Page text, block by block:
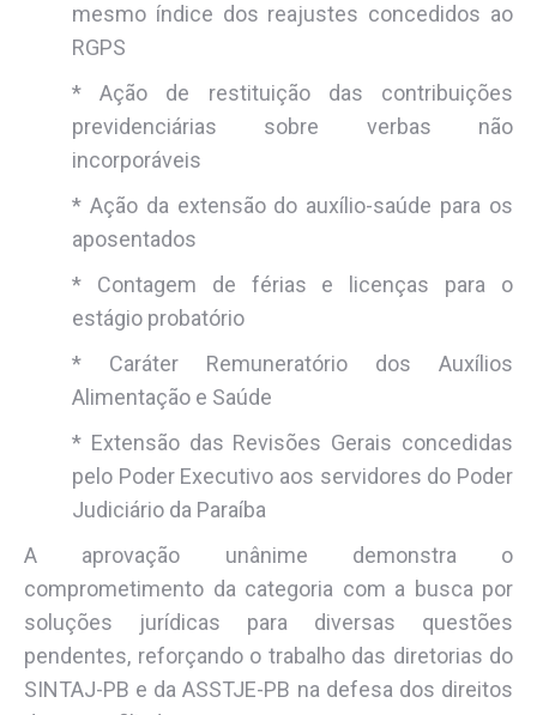
mesmo índice dos reajustes concedidos ao
RGPS
* Ação de restituição das contribuições
previdenciárias sobre verbas não
incorporáveis
* Ação da extensão do auxílio-saúde para os
aposentados
* Contagem de férias e licenças para o
estágio probatório
* Caráter Remuneratório dos Auxílios
Alimentação e Saúde
* Extensão das Revisões Gerais concedidas
pelo Poder Executivo aos servidores do Poder
Judiciário da Paraíba
A aprovação unânime demonstra o
comprometimento da categoria com a busca por
soluções jurídicas para diversas questões
pendentes, reforçando o trabalho das diretorias do
SINTAJ-PB e da ASSTJE-PB na defesa dos direitos